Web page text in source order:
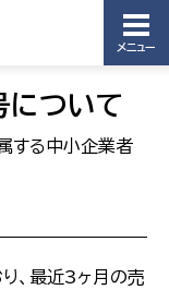
メニュー
について
する中小企業者
、最近3ヶ月の売